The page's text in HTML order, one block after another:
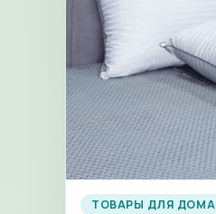
ТОВАРЫ ДЛЯ ДОМА